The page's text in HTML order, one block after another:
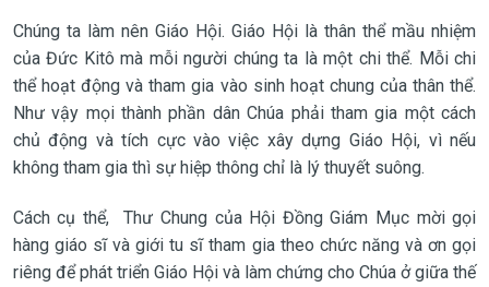
Chúng ta làm nên Giáo Hội. Giáo Hội là thân thể mầu nhiệm
của Đức Kitô mà mỗi người chúng ta là một chi thể. Mỗi chi
thể hoạt động và tham gia vào sinh hoạt chung của thân thể.
Như vậy mọi thành phần dân Chúa phải tham gia một cách
chủ động và tích cực vào việc xây dựng Giáo Hội, vì nếu
không tham gia thì sự hiệp thông chỉ là lý thuyết suông.
Cách cụ thể, Thư Chung của Hội Đồng Giám Mục mời gọi
hàng giáo sĩ và giới tu sĩ tham gia theo chức năng và ơn gọi
riêng để phát triển Giáo Hội và làm chứng cho Chúa ở giữa thế